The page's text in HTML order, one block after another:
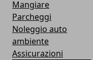
Mangiare
Parcheggi
Noleggio auto
ambiente
Assicurazioni